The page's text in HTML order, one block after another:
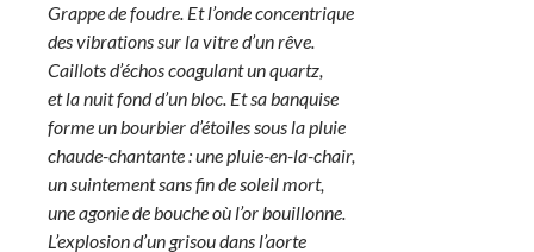
Grappe de foudre. Et l’onde concentrique
des vibrations sur la vitre d’un rêve.
Caillots d’échos coagulant un quartz,
et la nuit fond d’un bloc. Et sa banquise
forme un bourbier d’étoiles sous la pluie
chaude-chantante : une pluie-en-la-chair,
un suintement sans fin de soleil mort,
une agonie de bouche où l’or bouillonne.
L’explosion d’un grisou dans l’aorte